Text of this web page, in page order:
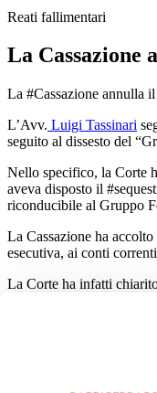
Reati fallimentari
La Cassazione
La #Cassazione annulla
L’Avv. Luigi Tassinari
seguito al dissesto del
Nello specifico, la Corte
aveva disposto il
riconducibile al Gruppo
La Cassazione ha
esecutiva, ai conti
La Corte ha infatti
caratterizzata da
ragionevole probabilità